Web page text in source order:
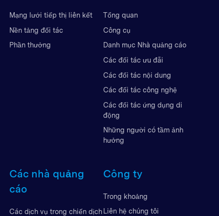
Mạng lưới tiếp thị liên kết
Nền tảng đối tác
Phần thưởng
Tổng quan
Công cụ
Danh mục Nhà quảng cáo
Các đối tác ưu đãi
Các đối tác nội dung
Các đối tác công nghệ
Các đối tác ứng dụng di
động
Những người có tầm ảnh
hưởng
Các nhà quảng
cáo
Các dịch vụ trong chiến dịch
Công ty
Trong khoảng
Liên hệ chúng tôi